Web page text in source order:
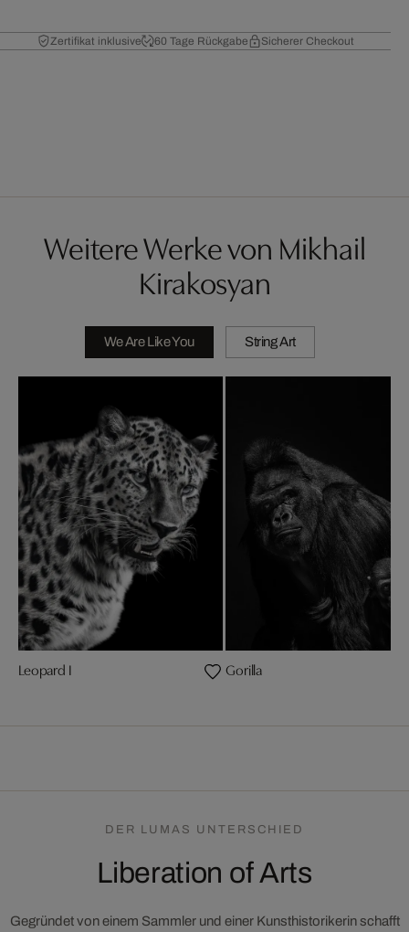
Zertifikat inklusive 60 Tage Rückgabe Sicherer Checkout
Weitere Werke von Mikhail
Kirakosyan
We Are Like You String Art
Leopard I Gorilla
DER LUMAS UNTERSCHIED
Liberation of Arts
Gegründet von einem Sammler und einer Kunsthistorikerin schafft